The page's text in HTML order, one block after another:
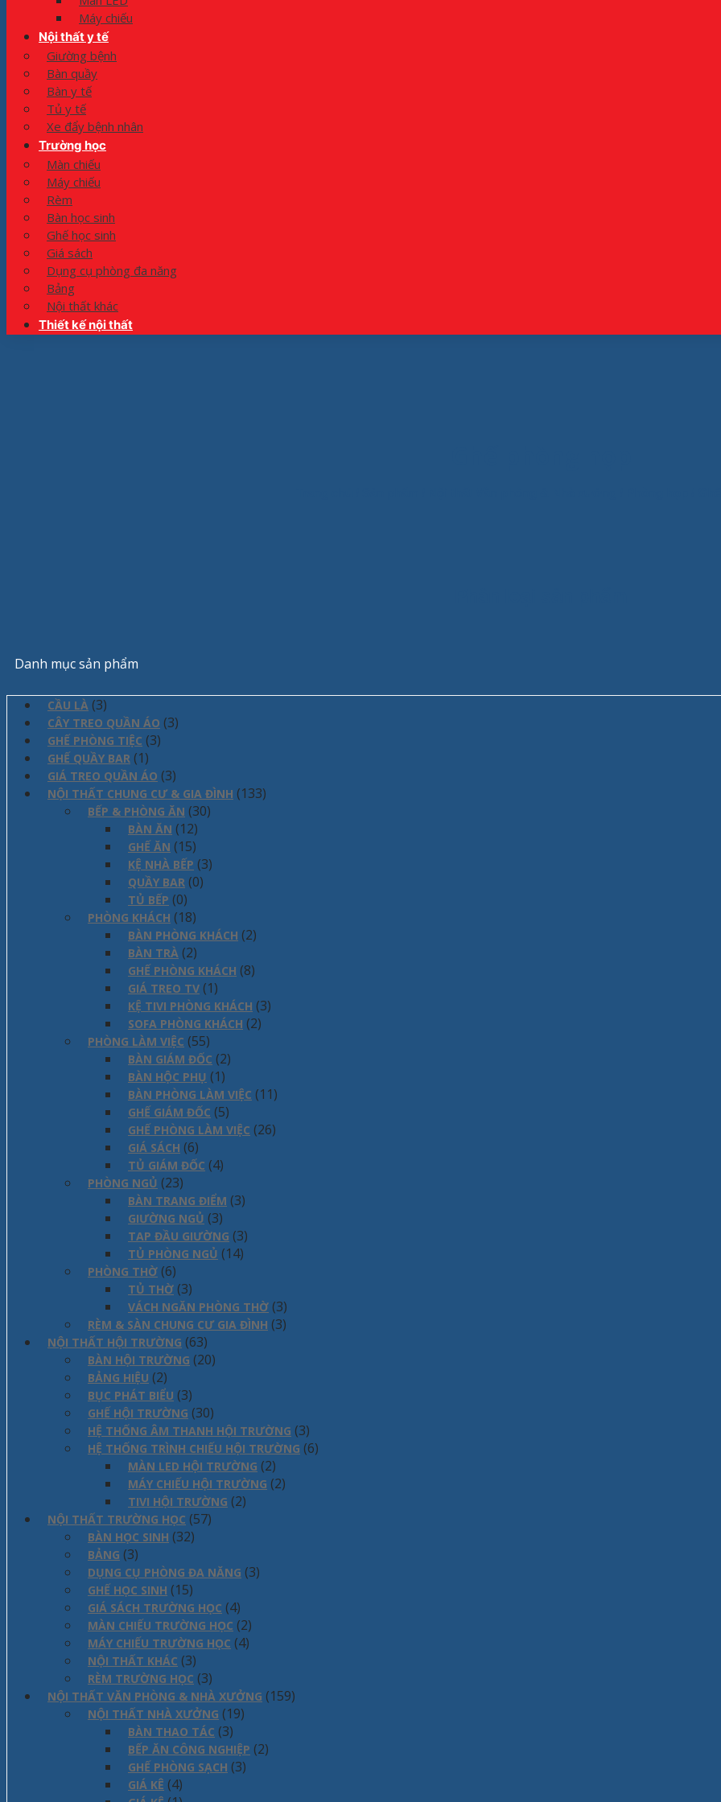
Máy chiếu
Nội thất y tế
Giường bệnh
Bàn quầy
Bàn y tế
Tủ y tế
Xe đẩy bệnh nhân
Trường học
Màn chiếu
Máy chiếu
Rèm
Bàn học sinh
Ghế học sinh
Giá sách
Dụng cụ phòng đa năng
Bảng
Nội thất khác
Thiết kế nội thất
Danh mục sản phẩm
CẦU LÀ (3)
CÂY TREO QUẦN ÁO (3)
GHẾ PHÒNG TIỆC (3)
GHẾ QUẦY BAR (1)
GIÁ TREO QUẦN ÁO (3)
NỘI THẤT CHUNG CƯ & GIA ĐÌNH (133)
BẾP & PHÒNG ĂN (30)
BÀN ĂN (12)
GHẾ ĂN (15)
KỆ NHÀ BẾP (3)
QUẦY BAR (0)
TỦ BẾP (0)
PHÒNG KHÁCH (18)
BÀN PHÒNG KHÁCH (2)
BÀN TRÀ (2)
GHẾ PHÒNG KHÁCH (8)
GIÁ TREO TV (1)
KỆ TIVI PHÒNG KHÁCH (3)
SOFA PHÒNG KHÁCH (2)
PHÒNG LÀM VIỆC (55)
BÀN GIÁM ĐỐC (2)
BÀN HỘC PHỤ (1)
BÀN PHÒNG LÀM VIỆC (11)
GHẾ GIÁM ĐỐC (5)
GHẾ PHÒNG LÀM VIỆC (26)
GIÁ SÁCH (6)
TỦ GIÁM ĐỐC (4)
PHÒNG NGỦ (23)
BÀN TRANG ĐIỂM (3)
GIƯỜNG NGỦ (3)
TAP ĐẦU GIƯỜNG (3)
TỦ PHÒNG NGỦ (14)
PHÒNG THỜ (6)
TỦ THỜ (3)
VÁCH NGĂN PHÒNG THỜ (3)
RÈM & SÀN CHUNG CƯ GIA ĐÌNH (3)
NỘI THẤT HỘI TRƯỜNG (63)
BÀN HỘI TRƯỜNG (20)
BẢNG HIỆU (2)
BỤC PHÁT BIỂU (3)
GHẾ HỘI TRƯỜNG (30)
HỆ THỐNG ÂM THANH HỘI TRƯỜNG (3)
HỆ THỐNG TRÌNH CHIẾU HỘI TRƯỜNG (6)
MÀN LED HỘI TRƯỜNG (2)
MÁY CHIẾU HỘI TRƯỜNG (2)
TIVI HỘI TRƯỜNG (2)
NỘI THẤT TRƯỜNG HỌC (57)
BÀN HỌC SINH (32)
BẢNG (3)
DỤNG CỤ PHÒNG ĐA NĂNG (3)
GHẾ HỌC SINH (15)
GIÁ SÁCH TRƯỜNG HỌC (4)
MÀN CHIẾU TRƯỜNG HỌC (2)
MÁY CHIẾU TRƯỜNG HỌC (4)
NỘI THẤT KHÁC (3)
RÈM TRƯỜNG HỌC (3)
NỘI THẤT VĂN PHÒNG & NHÀ XƯỞNG (159)
NỘI THẤT NHÀ XƯỞNG (19)
BÀN THAO TÁC (3)
BẾP ĂN CÔNG NGHIỆP (2)
GHẾ PHÒNG SẠCH (3)
GIÁ KÊ (4)